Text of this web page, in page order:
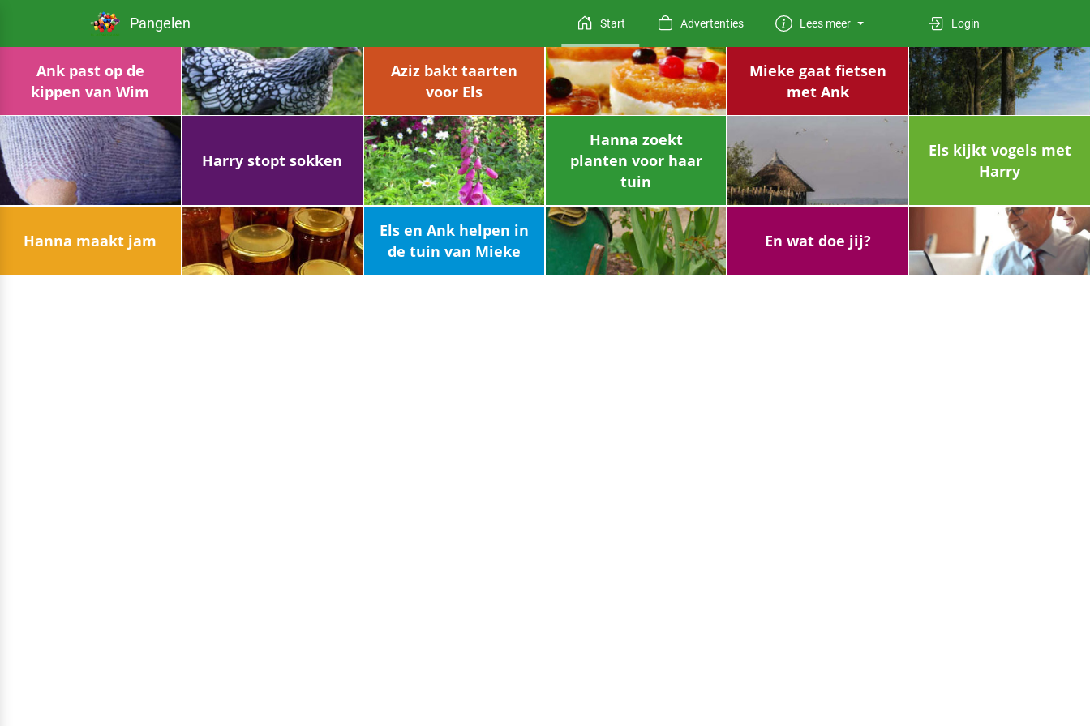
Pangelen Start Advertenties Lees meer Login
Ank past op de
kippen van Wim
Aziz bakt taarten
voor Els
Mieke gaat fietsen
met Ank
Harry stopt sokken
Hanna zoekt
planten voor haar
tuin
Els kijkt vogels met
Harry
Hanna maakt jam
Els en Ank helpen in
de tuin van Mieke
En wat doe jij?